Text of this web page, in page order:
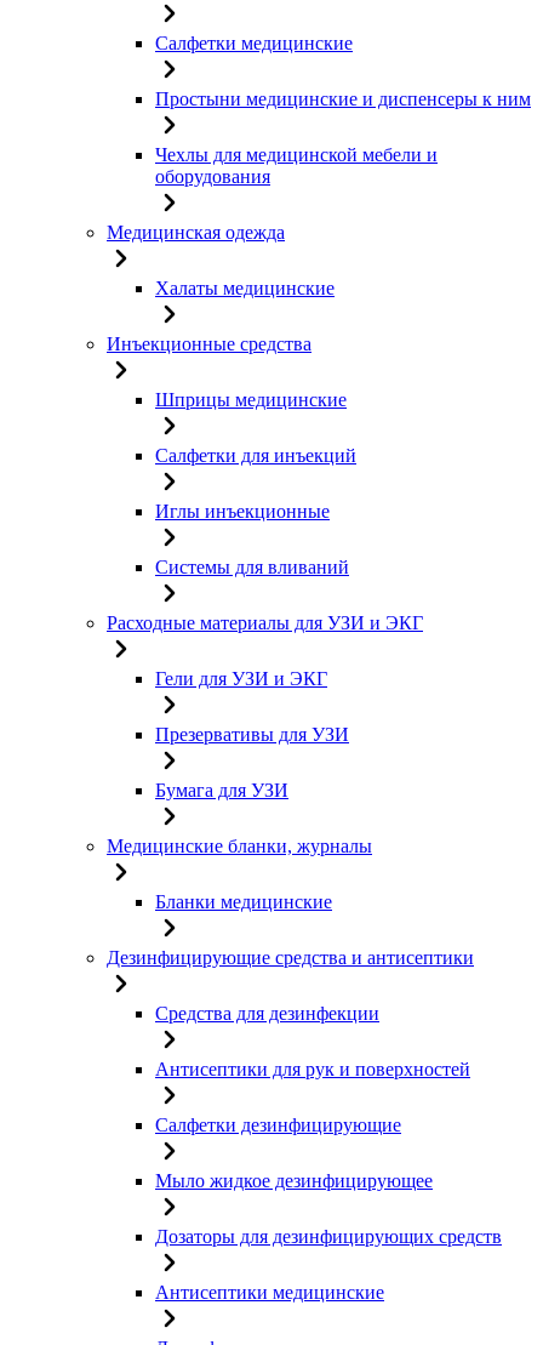
Салфетки медицинские
Простыни медицинские и диспенсеры к ним
Чехлы для медицинской мебели и
оборудования
Медицинская одежда
Халаты медицинские
Инъекционные средства
Шприцы медицинские
Салфетки для инъекций
Иглы инъекционные
Системы для вливаний
Расходные материалы для УЗИ и ЭКГ
Гели для УЗИ и ЭКГ
Презервативы для УЗИ
Бумага для УЗИ
Медицинские бланки, журналы
Бланки медицинские
Дезинфицирующие средства и антисептики
Средства для дезинфекции
Антисептики для рук и поверхностей
Салфетки дезинфицирующие
Мыло жидкое дезинфицирующее
Дозаторы для дезинфицирующих средств
Антисептики медицинские